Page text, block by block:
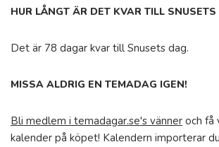
HUR LÅNGT ÄR DET KVAR TILL SNUSETS
Det är 78 dagar kvar till Snusets dag.
MISSA ALDRIG EN TEMADAG IGEN!
Bli medlem i temadagar.se's vänner och få
kalender på köpet! Kalendern importerar